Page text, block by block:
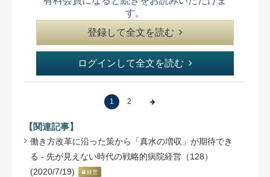
す。
登録して全文を読む
ログインして全文を読む
1 2
【関連記事】
働き方改革に沿った策から「真水の増収」が期待でき
る - 先が見えない時代の戦略的病院経営（128）
(2020/7/19)
経営